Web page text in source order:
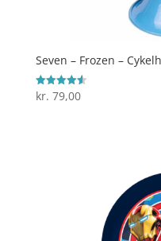
Seven – Frozen –
Vurderet
4.6
kr. 79,00